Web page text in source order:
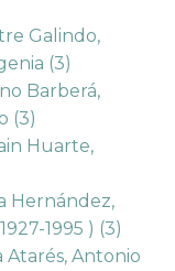
Galindo,
(3)
Barberá,
(3)
Huarte,
Hernández,
1995 ) (3)
Atarés, Antonio